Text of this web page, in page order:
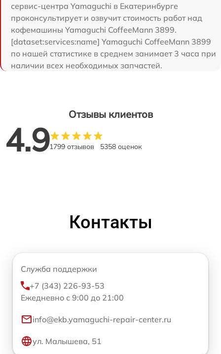
сервис-центра Yamaguchi в Екатеринбурге
проконсультирует и озвучит стоимость работ над
кофемашины Yamaguchi CoffeeMann 3899.
[dataset:services:name] Yamaguchi CoffeeMann 3899
по нашей статистике в среднем занимает 3 часа при
наличии всех необходимых запчастей.
Отзывы клиентов
4.91799 отзывов 5358 оценок
Контакты
Служба поддержки
+7 (343) 226-93-53
Ежедневно с 9:00 до 21:00
info@ekb.yamaguchi-repair-center.ru
ул. Малышева, 51